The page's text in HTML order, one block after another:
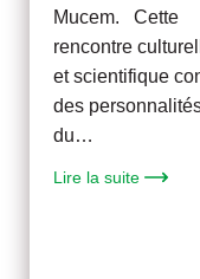
Mucem. Cette
rencontre
et scientifique
des
du…
Lire la suite